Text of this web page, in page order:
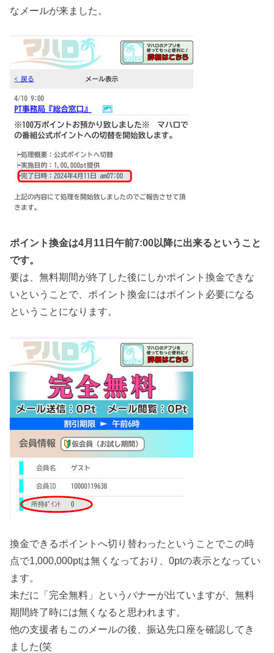
なメールが来ました。
ポイント換金は4月11日午前7:00以降に出来るということ
です。
要は、無料期間が終了した後にしかポイント換金できな
いということで、ポイント換金にはポイント必要になる
ということになります。
換金できるポイントへ切り替わったということでこの時
点で1,000,000ptは無くなっており、0ptの表示となってい
ます。
未だに「完全無料」というバナーが出ていますが、無料
期間終了時には無くなると思われます。
他の支援者もこのメールの後、振込先口座を確認してき
ました(笑